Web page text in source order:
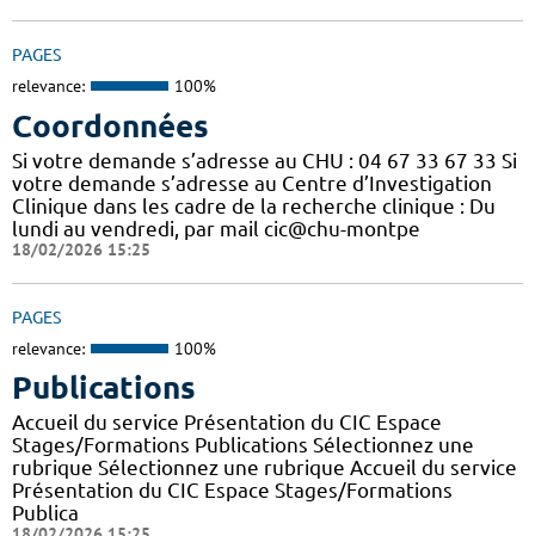
PAGES
relevance: 100%
Coordonnées
Si votre demande s’adresse au CHU : 04 67 33 67 33 Si
votre demande s’adresse au Centre d’Investigation
Clinique dans les cadre de la recherche clinique : Du
lundi au vendredi, par mail cic@chu-montpe
18/02/2026 15:25
PAGES
relevance: 100%
Publications
Accueil du service Présentation du CIC Espace
Stages/Formations Publications Sélectionnez une
rubrique Sélectionnez une rubrique Accueil du service
Présentation du CIC Espace Stages/Formations
Publica